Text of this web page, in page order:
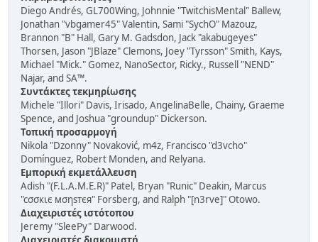
Diego Andrés, GL700Wing, Johnnie "TwitchisMental" Ballew,
Jonathan "vbgamer45" Valentin, Sami "SychO" Mazouz,
Brannon "B" Hall, Gary M. Gadsdon, Jack "akabugeyes"
Thorsen, Jason "JBlaze" Clemons, Joey "Tyrsson" Smith, Kays,
Michael "Mick." Gomez, NanoSector, Ricky., Russell "NEND"
Najar, and SA™.
Συντάκτες τεκμηρίωσης
Michele "Illori" Davis, Irisado, AngelinaBelle, Chainy, Graeme
Spence, and Joshua "groundup" Dickerson.
Τοπική προσαρμογή
Nikola "Dzonny" Novaković, m4z, Francisco "d3vcho"
Domínguez, Robert Monden, and Relyana.
Εμπορική εκμετάλλευση
Adish "(F.L.A.M.E.R)" Patel, Bryan "Runic" Deakin, Marcus
"cσσкιє мσηѕтєя" Forsberg, and Ralph "[n3rve]" Otowo.
Διαχειριστές ιστότοπου
Jeremy "SleePy" Darwood.